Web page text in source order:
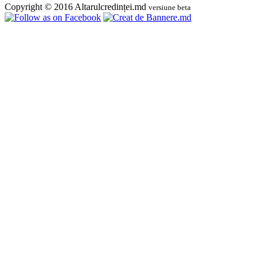
Copyright © 2016 Altarulcredinței.md versiune beta